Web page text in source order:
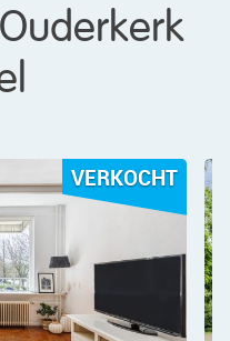
VERKOCHT ONDER
VOORBEHOUD